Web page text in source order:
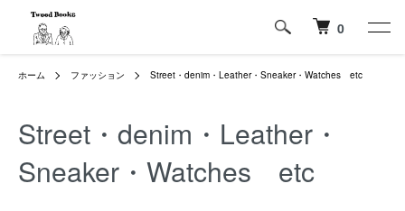
0
ホーム ファッション Street・denim・Leather・Sneaker・Watches etc
Street・denim・Leather・
Sneaker・Watches etc